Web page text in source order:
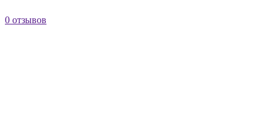
0 отзывов